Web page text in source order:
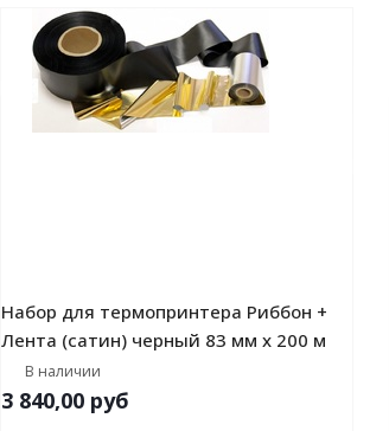
Набор для термопринтера Риббон +
Лента (сатин) черный 83 мм х 200 м
В наличии
3 840,00 руб